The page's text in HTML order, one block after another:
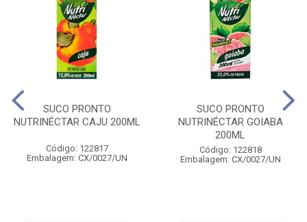
SUCO PRONTO
NUTRINÉCTAR CAJU 200ML
Código: 122817
Embalagem: CX/0027/UN
SUCO PRONTO
NUTRINÉCTAR GOIABA
200ML
Código: 122818
Embalagem: CX/0027/UN